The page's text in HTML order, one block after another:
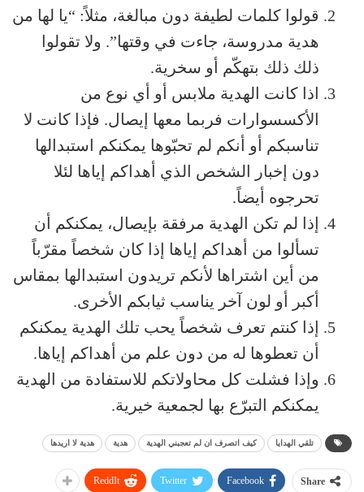
قولوا كلمات لطيفة دون مبالغة، مثلاً: “يا لها من
هدية مدروسة، جاءت في وقتها”. ولا تقولوا
ذلك ذلك بتهكّم أو سخرية.
اذا كانت الهدية ملابس أو أي نوع من
الأكسسوارات فربما معها إيصال. فإذا كانت لا
تناسبكم أو أنكم لم تحبّوها يمكنكم استبدالها
دون إخبار الشخص الذي أهداكم إياها لئلا
تحرجوه أيضاً.
إذا لم تكن الهدية مرفقة بإيصال، يمكنكم أن
تسألوا من أهداكم إياها إذا كان شخصاً مقرّباً
من أين اشتراها لأنكم تريدون استبدالها بمقاس
أكبر أو لون آخر يناسب ثيابكم الأخرى.
إذا كنتم تعرف شخصاً يحب تلك الهدية يمكنكم
أن تعطوها له من دون علم من أهداكم إياها.
وإذا فشلت كل محاولاتكم للاستفادة من الهدية
يمكنكم التبرّع بها لجمعية خيرية.
تلقي الهدايا كيف اتصرف ان لم تعجبني الهدية هدية هدية لا اريدها
Share
Facebook
Twitter
ReddIt